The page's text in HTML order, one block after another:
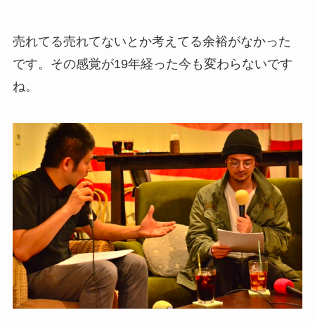
売れてる売れてないとか考えてる余裕がなかった
です。その感覚が19年経った今も変わらないです
ね。